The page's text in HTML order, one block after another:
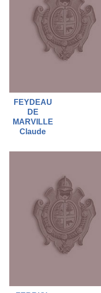
FEYDEAU
DE
MARVILLE
Claude